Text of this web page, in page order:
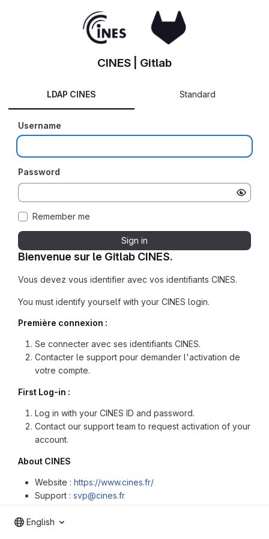
Bienvenue sur le Gitlab CINES.
Vous devez vous identifier avec vos identifiants CINES.
You must identify yourself with your CINES login.
Première connexion :
Se connecter avec ses identifiants CINES.
Contacter le support pour demander l'activation de
votre compte.
First Log-in :
Log in with your CINES ID and password.
Contact our support team to request activation of your
account.
About CINES
Website : https://www.cines.fr/
Support : svp@cines.fr
CINES | Gitlab
LDAP CINES Standard
Username
Password
Remember me
Sign in
English